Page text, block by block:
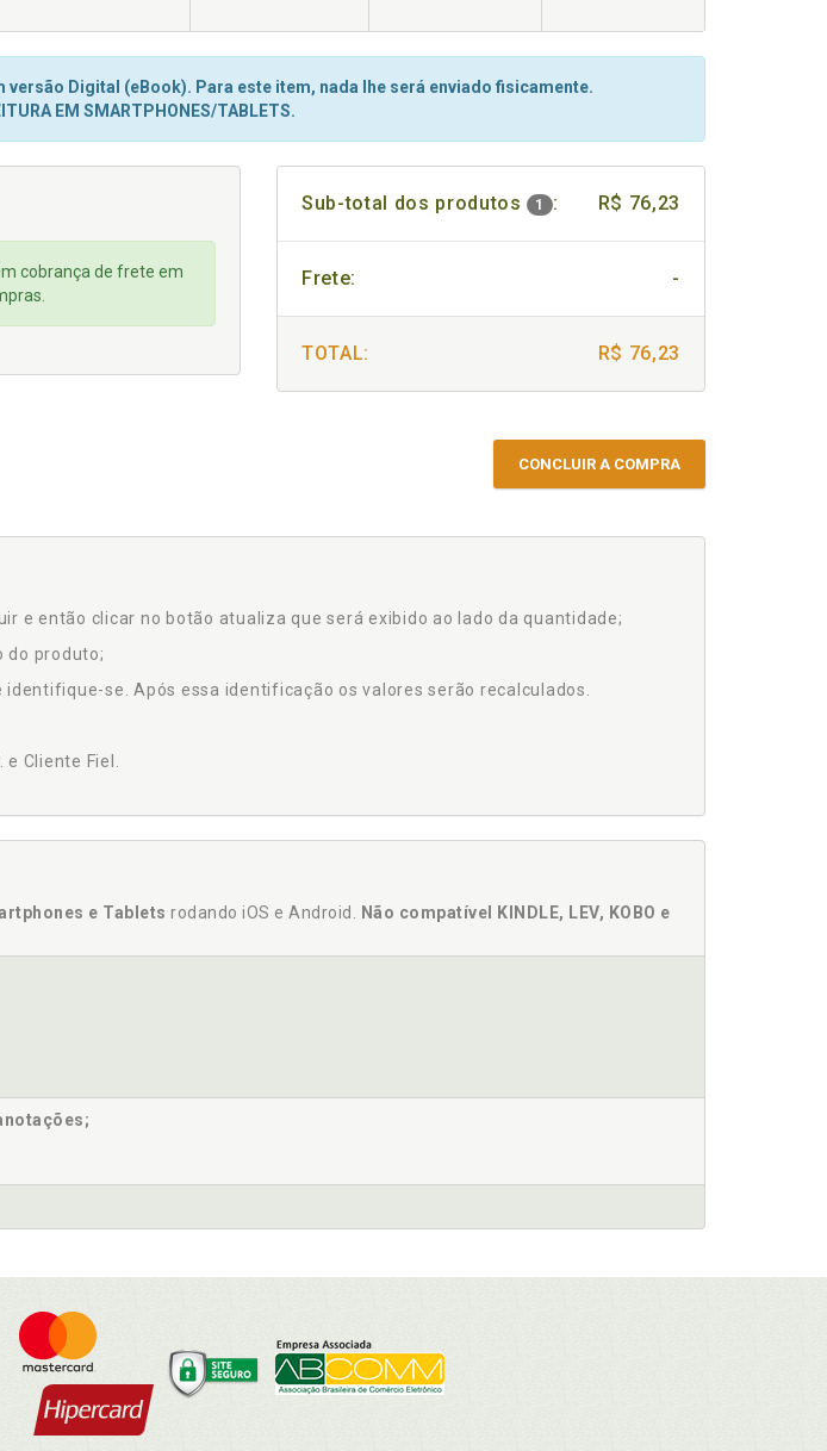
Digital (eBook). Para este item, nada lhe será enviado fisicamente.
EM SMARTPHONES/TABLETS.
cobrança de frete em
Sub-total dos produtos 1 : R$ 76,23
Frete: -
TOTAL: R$ 76,23
CONCLUIR A COMPRA
e então clicar no botão atualiza que será exibido ao lado da quantidade;
do produto;
se. Após essa identificação os valores serão recalculados.
Cliente Fiel.
e Tablets rodando iOS e Android.
Não compatível KINDLE, LEV, KOBO e